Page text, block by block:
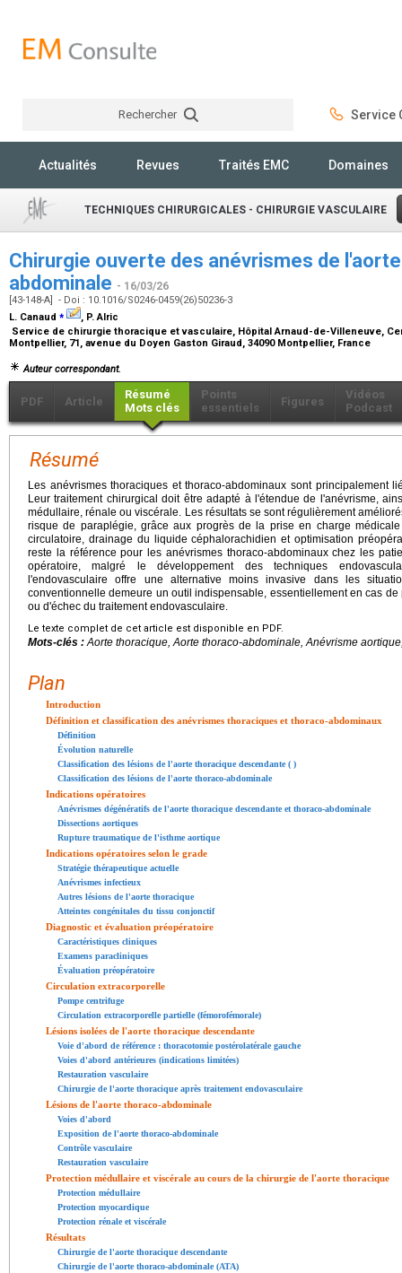
Rechercher Service
Actualités Revues Traités EMC Domaines
TECHNIQUES CHIRURGICALES - CHIRURGIE VASCULAIRE
Chirurgie ouverte des anévrismes de
abdominale - 16/03/26
[43-148-A] - Doi : 10.1016/S0246-0459(26)50236-3
L. Canaud ⁎
, P. Alric
Service de chirurgie thoracique et vasculaire, Hôpital Arnaud-de-Villeneuve,
Montpellier, 71, avenue du Doyen Gaston Giraud, 34090 Montpellier, France
Auteur correspondant.
PDF Article
Résumé
Mots clés
Points
essentiels
Figures
Vidéos
Podcast
Résumé
Les anévrismes thoraciques et thoraco-abdominaux sont principalement
Leur traitement chirurgical doit être adapté à l'étendue de l'anévrisme,
médullaire, rénale ou viscérale. Les résultats se sont régulièrement
risque de paraplégie, grâce aux progrès de la prise en charge
circulatoire, drainage du liquide céphalorachidien et optimisation
reste la référence pour les anévrismes thoraco-abdominaux chez les
opératoire, malgré le développement des techniques
l'endovasculaire offre une alternative moins invasive dans les
conventionnelle demeure un outil indispensable, essentiellement en cas
ou d'échec du traitement endovasculaire.
Le texte complet de cet article est disponible en PDF.
Mots-clés :Aorte thoracique, Aorte thoraco-abdominale, Anévrisme
Plan
Introduction
Définition et classification des anévrismes thoraciques et thoraco-abdominaux
Définition
Évolution naturelle
Classification des lésions de l'aorte thoracique descendante ( )
Classification des lésions de l'aorte thoraco-abdominale
Indications opératoires
Anévrismes dégénératifs de l'aorte thoracique descendante et thoraco-abdominale
Dissections aortiques
Rupture traumatique de l'isthme aortique
Indications opératoires selon le grade
Stratégie thérapeutique actuelle
Anévrismes infectieux
Autres lésions de l'aorte thoracique
Atteintes congénitales du tissu conjonctif
Diagnostic et évaluation préopératoire
Caractéristiques cliniques
Examens paracliniques
Évaluation préopératoire
Circulation extracorporelle
Pompe centrifuge
Circulation extracorporelle partielle (fémorofémorale)
Lésions isolées de l'aorte thoracique descendante
Voie d'abord de référence : thoracotomie postérolatérale gauche
Voies d'abord antérieures (indications limitées)
Restauration vasculaire
Chirurgie de l'aorte thoracique après traitement endovasculaire
Lésions de l'aorte thoraco-abdominale
Voies d'abord
Exposition de l'aorte thoraco-abdominale
Contrôle vasculaire
Restauration vasculaire
Protection médullaire et viscérale au cours de la chirurgie de l'aorte thoracique
Protection médullaire
Protection myocardique
Protection rénale et viscérale
Résultats
Chirurgie de l'aorte thoracique descendante
Chirurgie de l'aorte thoraco-abdominale (ATA)